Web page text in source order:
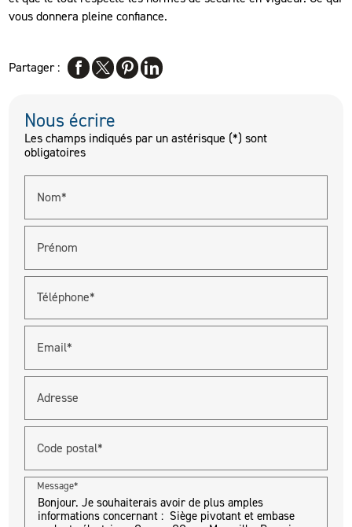
vous donnera pleine confiance.
Partager :
Nous écrire
Les champs indiqués par un astérisque (*) sont
obligatoires
Nom*
Prénom
Téléphone*
Email*
Adresse
Code postal*
Message*